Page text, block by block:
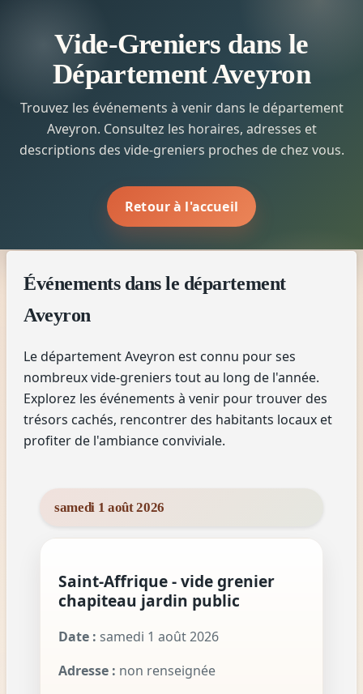
Vide-Greniers dans le
Département Aveyron
Trouvez les événements à venir dans le département
Aveyron. Consultez les horaires, adresses et
descriptions des vide-greniers proches de chez vous.
Retour à l'accueil
Événements dans le département
Aveyron
Le département Aveyron est connu pour ses
nombreux vide-greniers tout au long de l'année.
Explorez les événements à venir pour trouver des
trésors cachés, rencontrer des habitants locaux et
profiter de l'ambiance conviviale.
samedi 1 août 2026
Saint-Affrique - vide grenier
chapiteau jardin public
Date : samedi 1 août 2026
Adresse : non renseignée